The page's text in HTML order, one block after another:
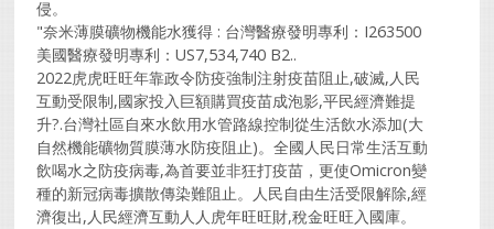
侵。
"奈米薄膜礦物機能水獲得 : 台灣醫療發明專利：I263500
美國醫療發明專利：US7,534,740 B2..
2022虎虎旺旺年靠政令防疫強制注射疫苗阻止,破滅,人民
互動受限制,國家投入巨額購買疫苗成泡影,平民經濟難提
升?.台灣社區自來水飲用水管路線控制從生活飲水添加(大
自然機能礦物質膜薄水防疫阻止)。全國人民日常生活互動
飲喝水之防疫病毒,為首要並非狂打疫苗，更使Omicron變
種的新冠病毒擴散傳染難阻止。人民自由生活受限解除,經
濟復出,人民經濟互動人人虎年旺旺財,稅金旺旺入國庫。